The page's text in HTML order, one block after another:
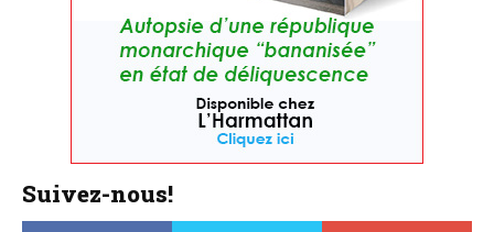
Suivez-nous!